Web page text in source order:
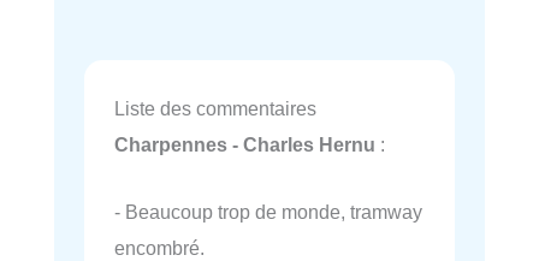
Liste des commentaires
Charpennes - Charles Hernu :
- Beaucoup trop de monde, tramway
encombré.